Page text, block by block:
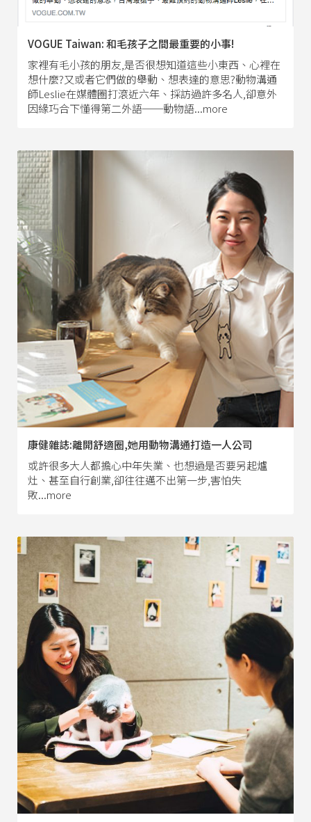
VOGUE Taiwan: 和毛孩子之間最重要的小事!
家裡有毛小孩的朋友,是否很想知道這些小東西、心裡在
想什麼?又或者它們做的舉動、想表達的意思?動物溝通
師Leslie在媒體圈打滾近六年、採訪過許多名人,卻意外
因緣巧合下懂得第二外語──動物語...more
康健雜誌:離開舒適圈,她用動物溝通打造一人公司
或許很多大人都擔心中年失業、也想過是否要另起爐
灶、甚至自行創業,卻往往邁不出第一步,害怕失
敗...more